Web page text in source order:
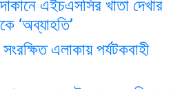
এইচএসসির খাতা দেখার
‘অব্যাহতি’
সংরক্ষিত এলাকায় পর্যটকবাহী